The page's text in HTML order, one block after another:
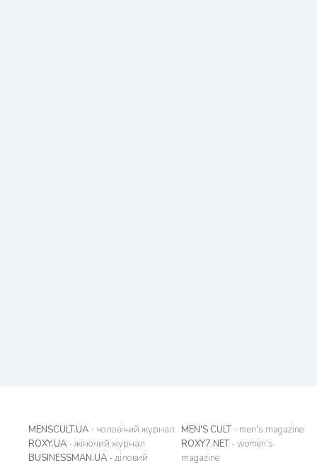
MENSCULT.UA - чоловічий журнал
ROXY.UA - жіночий журнал
BUSINESSMAN.UA - діловий
MEN'S CULT- men's magazine
ROXY7.NET- women's
magazine